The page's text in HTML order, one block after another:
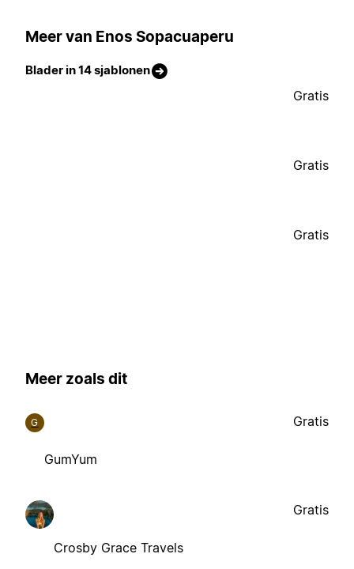
Meer van Enos Sopacuaperu
Blader in 14 sjablonen
Gratis
Gratis
Gratis
Meer zoals dit
G
GumYum
Gratis
Crosby Grace Travels
Gratis